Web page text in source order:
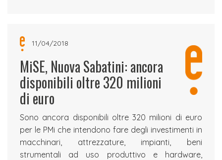
11/04/2018
MiSE, Nuova Sabatini: ancora
disponibili oltre 320 milioni
di euro
Sono ancora disponibili oltre 320 milioni di euro
per le PMi che intendono fare degli investimenti in
macchinari, attrezzature, impianti, beni
strumentali ad uso produttivo e hardware,